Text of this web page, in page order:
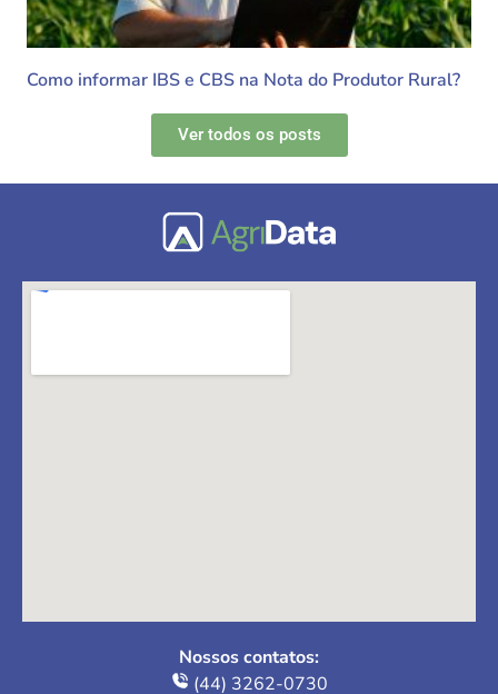
Como informar IBS e CBS na Nota do Produtor Rural?
Ver todos os posts
Nossos contatos:
(44) 3262-0730